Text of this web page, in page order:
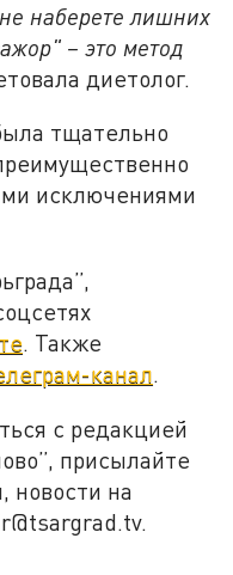
наберете лишних
– это метод
диетолог.
тщательно
исключениями
. Также
канал.
с редакцией
присылайте
новости на